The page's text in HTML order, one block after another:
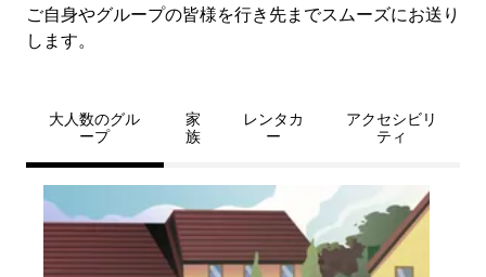
ご自身やグループの皆様を行き先までスムーズにお送り
します。
大人数のグル
ープ
家
族
レンタカ
ー
アクセシビリ
ティ